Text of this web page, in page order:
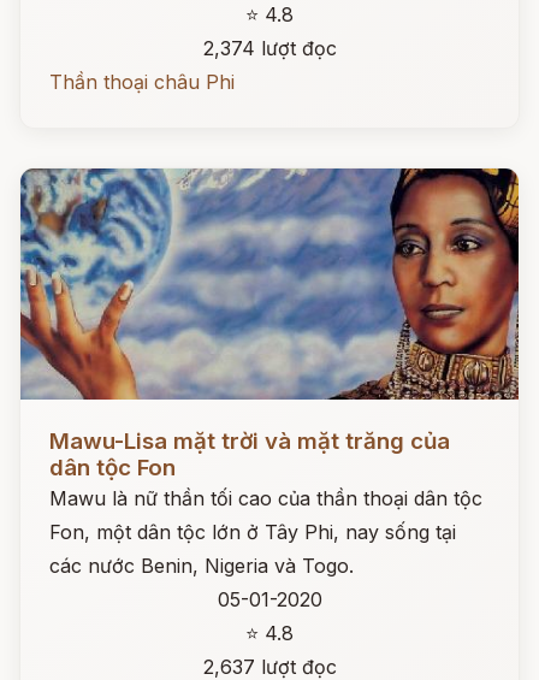
⭐ 4.8
2,374 lượt đọc
Thần thoại châu Phi
Mawu-Lisa mặt trời và mặt trăng của
dân tộc Fon
Mawu là nữ thần tối cao của thần thoại dân tộc
Fon, một dân tộc lớn ở Tây Phi, nay sống tại
các nước Benin, Nigeria và Togo.
05-01-2020
⭐ 4.8
2,637 lượt đọc